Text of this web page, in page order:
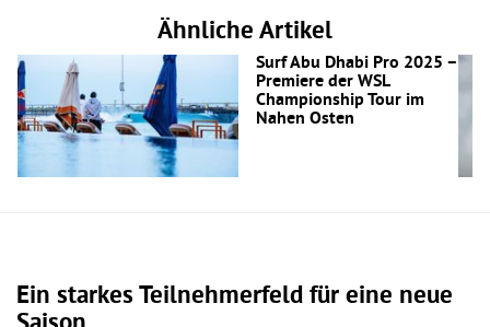
Ähnliche Artikel
Surf Abu Dhabi Pro 2025 –
Premiere der WSL
Championship Tour im
Nahen Osten
Ein starkes Teilnehmerfeld für eine neue